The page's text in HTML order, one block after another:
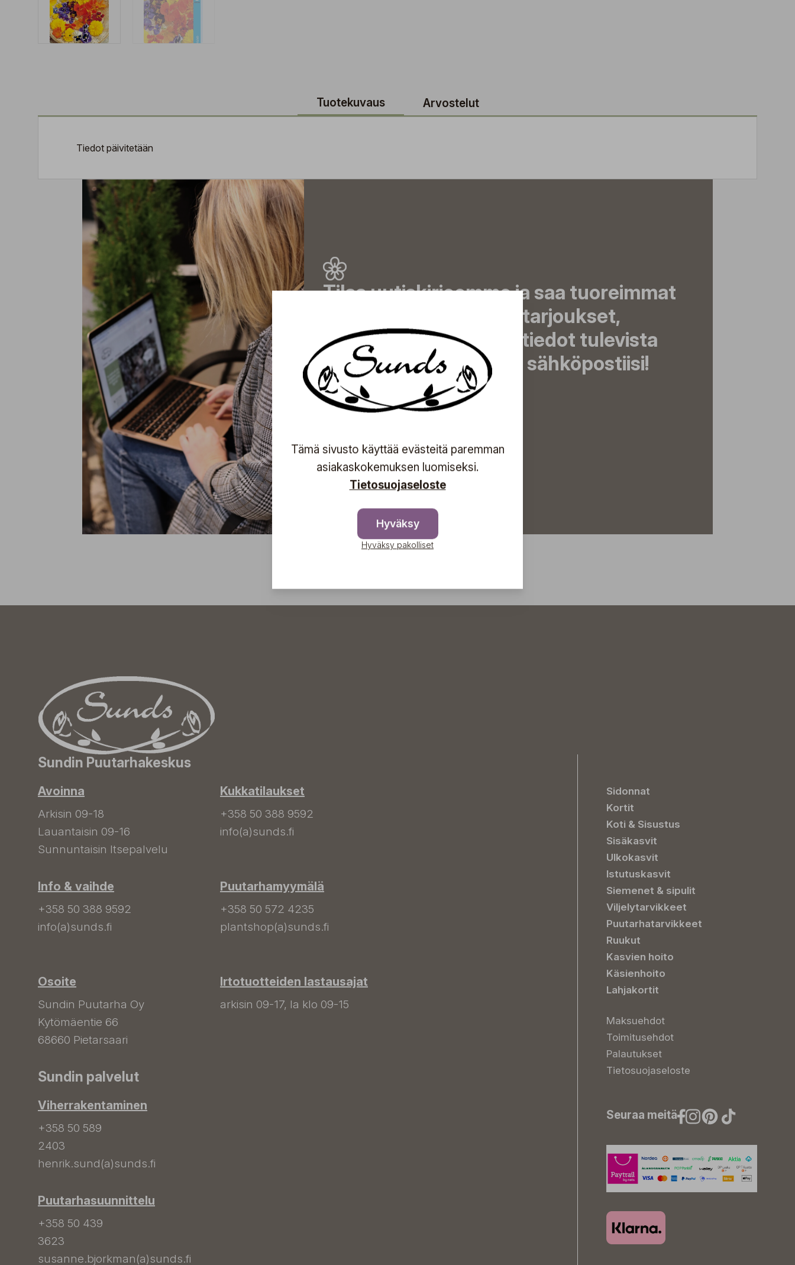
Tuotekuvaus Arvostelut
Tiedot päivitetään
Tilaa uutiskirjeemme ja saa tuoreimmat
uutiset, eksklusiiviset tarjoukset,
inspiroivat vinkit sekä tiedot tulevista
tapahtumista suoraan sähköpostiisi!
Sundin Puutarhakeskus
Avoinna
Arkisin 09-18
Lauantaisin 09-16
Sunnuntaisin Itsepalvelu
Info & vaihde
+358 50 388 9592
info(a)sunds.fi
Osoite
Sundin Puutarha Oy
Kytömäentie 66
68660 Pietarsaari
Kukkatilaukset
+358 50 388 9592
info(a)sunds.fi
Puutarhamyymälä
+358 50 572 4235
plantshop(a)sunds.fi
Irtotuotteiden lastausajat
arkisin 09-17, la klo 09-15
Sundin palvelut
Viherrakentaminen
+358 50 589
2403
henrik.sund(a)sunds.fi
Puutarhasuunnittelu
+358 50 439
3623
susanne.bjorkman(a)sunds.fi
Sidonnat
Kortit
Koti & Sisustus
Sisäkasvit
Ulkokasvit
Istutuskasvit
Siemenet & sipulit
Viljelytarvikkeet
Puutarhatarvikkeet
Ruukut
Kasvien hoito
Käsienhoito
Lahjakortit
Maksuehdot
Toimitusehdot
Palautukset
Tietosuojaseloste
Seuraa meitä
Tämä sivusto käyttää evästeitä paremman
asiakaskokemuksen luomiseksi.
Tietosuojaseloste
Hyväksy
Hyväksy pakolliset